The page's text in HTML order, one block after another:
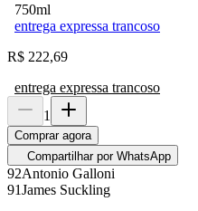
750ml
entrega expressa trancoso
R$ 222,69
entrega expressa trancoso
1
Comprar agora
Compartilhar por WhatsApp
92Antonio Galloni
91James Suckling